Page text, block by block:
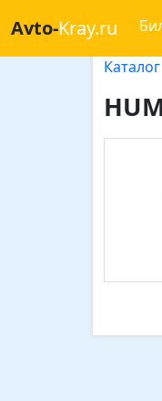
Avto-Kray.ru
Каталог